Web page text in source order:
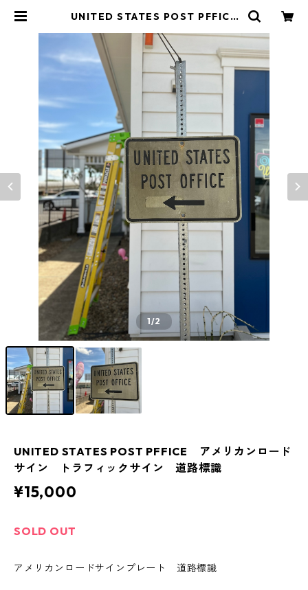
UNITED STATES POST PFFICE
ィックサイン 道路標識 | Y&mark
et
1/2
UNITED STATES POST PFFICE アメリカンロード
サイン トラフィックサイン 道路標識
¥15,000
SOLD OUT
アメリカンロードサインプレート 道路標識